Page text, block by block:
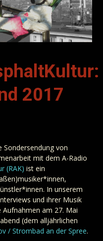
2017
Sondersendung von
mit dem A-Radio
(RAK) ist ein
In unserem
und ihrer Musik
Aufnahmen am 27. Mai
(dem alljährlichen
/ Strombad an der Spree.